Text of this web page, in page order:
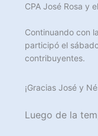
CPA José Rosa y
Continuando con
participó el
contribuyentes.
¡Gracias José y
Luego de la